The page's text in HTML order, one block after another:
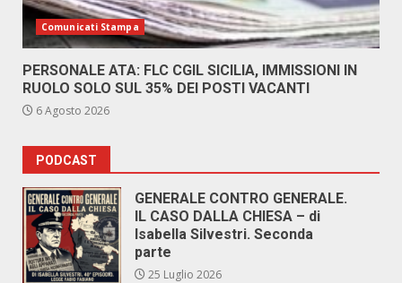
Comunicati Stampa
PERSONALE ATA: FLC CGIL SICILIA, IMMISSIONI IN
RUOLO SOLO SUL 35% DEI POSTI VACANTI
6 Agosto 2026
PODCAST
GENERALE CONTRO GENERALE.
IL CASO DALLA CHIESA – di
Isabella Silvestri. Seconda
parte
25 Luglio 2026